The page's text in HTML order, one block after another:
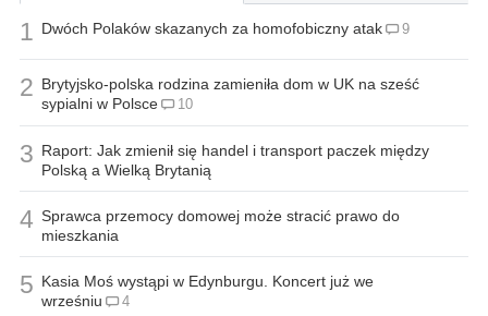
1 Dwóch Polaków skazanych za homofobiczny atak 9
2 Brytyjsko-polska rodzina zamieniła dom w UK na sześć
sypialni w Polsce
10
3 Raport: Jak zmienił się handel i transport paczek między
Polską a Wielką Brytanią
4 Sprawca przemocy domowej może stracić prawo do
mieszkania
5 Kasia Moś wystąpi w Edynburgu. Koncert już we
wrześniu
4